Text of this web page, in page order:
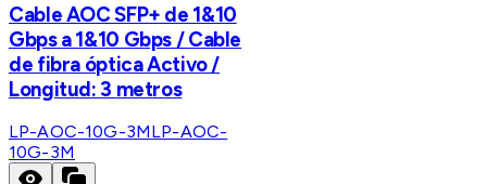
Cable AOC SFP+ de 1&10
Gbps a 1&10 Gbps / Cable
de fibra óptica Activo /
Longitud: 3 metros
LP-AOC-10G-3MLP-AOC-
10G-3M